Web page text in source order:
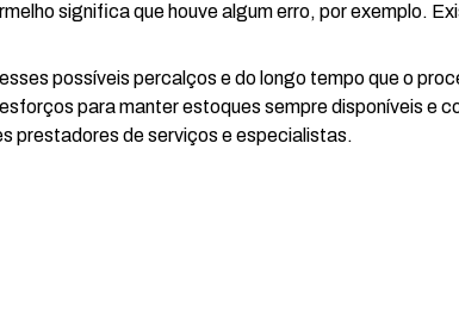
significa que houve algum erro, por exemplo.
possíveis percalços e do longo tempo que o
para manter estoques sempre disponíveis e
prestadores de serviços e especialistas.